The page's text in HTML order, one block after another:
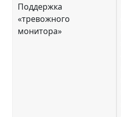
Поддержка
«тревожного
монитора»